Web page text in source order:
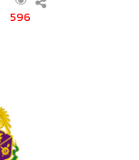
596